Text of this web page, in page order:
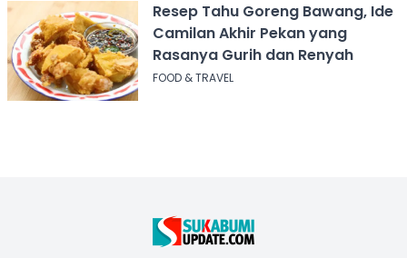
Resep Tahu Goreng Bawang, Ide
Camilan Akhir Pekan yang
Rasanya Gurih dan Renyah
FOOD & TRAVEL